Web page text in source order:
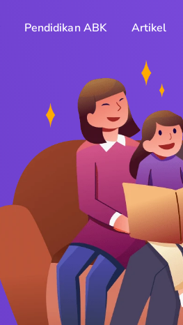
Pendidikan ABK Artikel